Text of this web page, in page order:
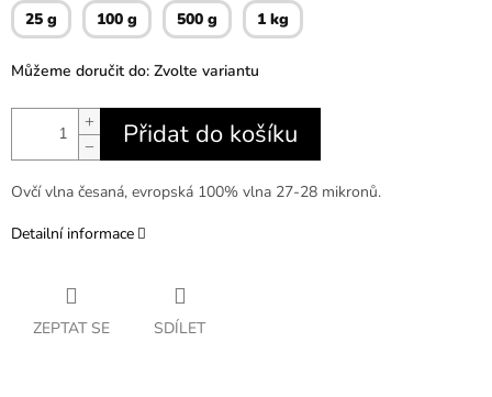
25 g 100 g 500 g 1 kg
Můžeme doručit do: Zvolte variantu
+
−
Přidat do košíku
Ovčí vlna česaná, evropská 100% vlna 27-28 mikronů.
Detailní informace
ZEPTAT SE SDÍLET